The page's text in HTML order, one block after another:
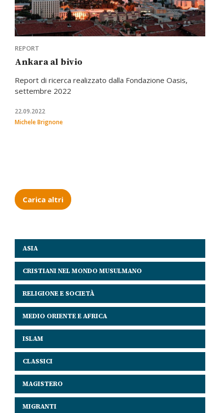
REPORT
Ankara al bivio
Report di ricerca realizzato dalla Fondazione Oasis,
settembre 2022
22.09.2022
Michele Brignone
Carica altri
ASIA
CRISTIANI NEL MONDO MUSULMANO
RELIGIONE E SOCIETÀ
MEDIO ORIENTE E AFRICA
ISLAM
CLASSICI
MAGISTERO
MIGRANTI